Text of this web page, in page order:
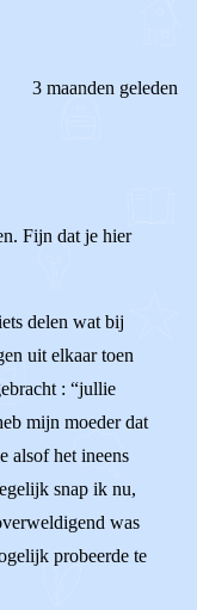
3 maanden geleden
Fijn dat je hier
delen wat bij
uit elkaar toen
: “jullie
mijn moeder dat
alsof het ineens
snap ik nu,
was
probeerde te